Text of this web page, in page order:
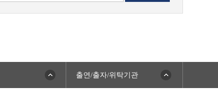
출연/출자/위탁기관